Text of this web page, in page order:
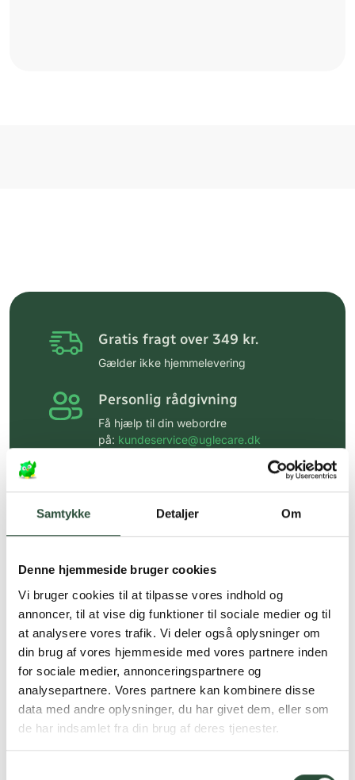
Samtykke Detaljer Om
Denne hjemmeside bruger cookies
Vi bruger cookies til at tilpasse vores indhold og
annoncer, til at vise dig funktioner til sociale medier og til
at analysere vores trafik. Vi deler også oplysninger om
din brug af vores hjemmeside med vores partnere inden
for sociale medier, annonceringspartnere og
analysepartnere. Vores partnere kan kombinere disse
data med andre oplysninger, du har givet dem, eller som
de har indsamlet fra din brug af deres tjenester.
Gratis fragt over 349 kr.
Gælder ikke hjemmelevering
Personlig rådgivning
Få hjælp til din webordre
på: kundeservice@uglecare.dk
Hurtig levering (30 min. i Kbh)
Faste lave priser*
Stort udvalg af kendte
produkter
Vi tilbyder et stort udvalg af kendte
cremer, vitaminer og andre spændende
produkter – altid til fast lav pris.
Læs mere om Uglecare.dk her